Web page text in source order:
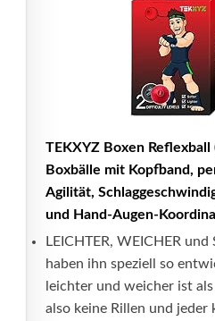
TEKXYZ Boxen Reflexball
Boxbälle mit Kopfband,
Agilität,
und Hand-Augen-
LEICHTER, WEICHER
haben ihn speziell so
leichter und weicher ist
also keine Rillen und jeder